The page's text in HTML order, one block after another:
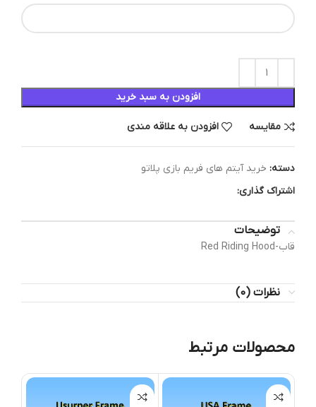
افزودن به سبد خرید
مقایسه افزودن به علاقه مندی
دسته: خرید آیتم های فریم بازی پلاتو
اشتراک گذاری:
توضیحات
قاب-Red Riding Hood
نظرات (0)
محصولات مرتبط